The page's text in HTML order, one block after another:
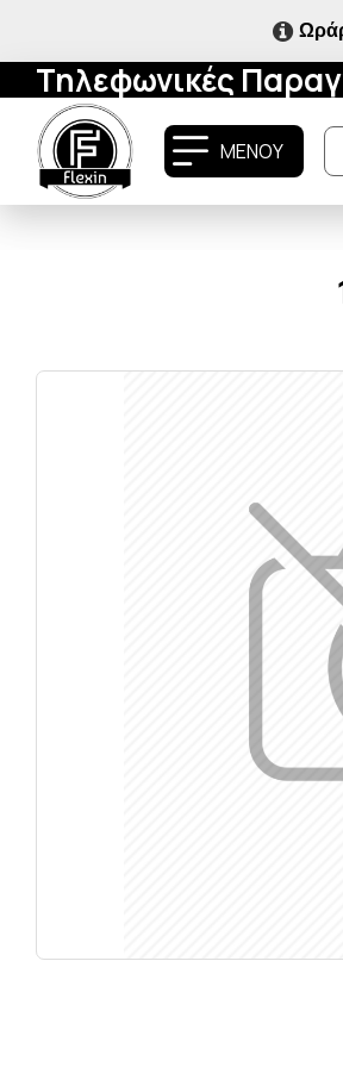
Τηλεφωνικές
ΜΕΝΟΥ